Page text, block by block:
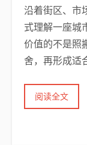
沿着街区、市
式理解一座城
价值的不是照
舍，再形成适
阅读全文